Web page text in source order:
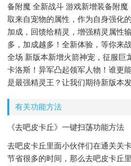
备附魔 全新战斗 游戏新增装备附魔
取来自宠物的属性，作为自身强化
加成，回馈给精灵，增强精灵属性
多，加成越多！全新体验，等你来
全场 新版本新增火箭神宠，征服巨
卡洛斯！异军凸起领军人物！谁更
是最强精灵王？让我们期待新版本
有关功能方法
《去吧皮卡丘》一键扫荡功能方法
去吧皮卡丘里面小伙伴们在通关关
节省很多的时间，那么去吧皮卡丘